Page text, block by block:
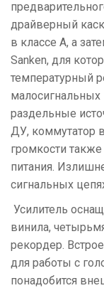
драйверный
в классе А, а
Sanken, для
температурный
раздельные
ДУ, коммутатор
громкости
питания.
сигнальных
Усилитель
винила,
рекордер.
для работы с
понадобится